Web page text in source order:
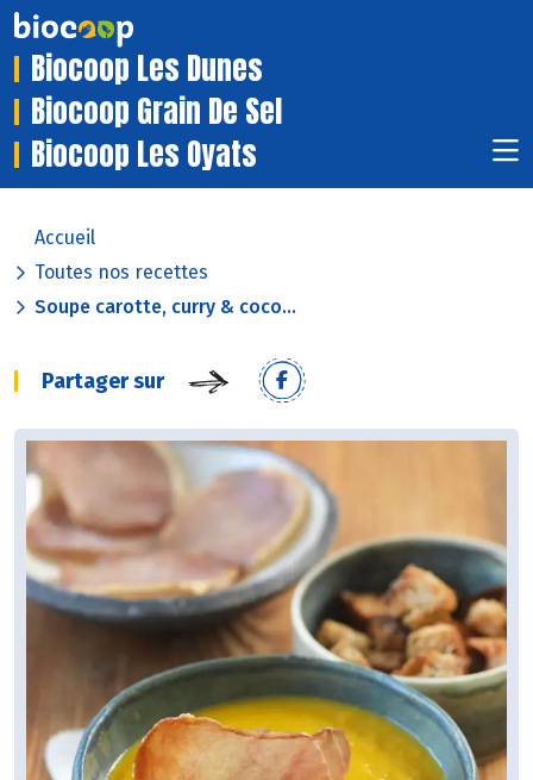
Biocoop Les Dunes
Biocoop Grain De Sel
Biocoop Les Oyats
Accueil
Toutes nos recettes
Soupe carotte, curry & coco...
Partager sur